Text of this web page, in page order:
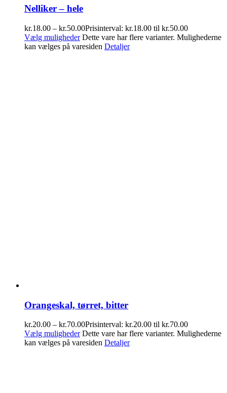
Nelliker – hele
kr.18.00 – kr.50.00Prisinterval: kr.18.00 til kr.50.00
Vælg muligheder Dette vare har flere varianter. Mulighederne
kan vælges på varesiden Detaljer
Orangeskal, tørret, bitter
kr.20.00 – kr.70.00Prisinterval: kr.20.00 til kr.70.00
Vælg muligheder Dette vare har flere varianter. Mulighederne
kan vælges på varesiden Detaljer